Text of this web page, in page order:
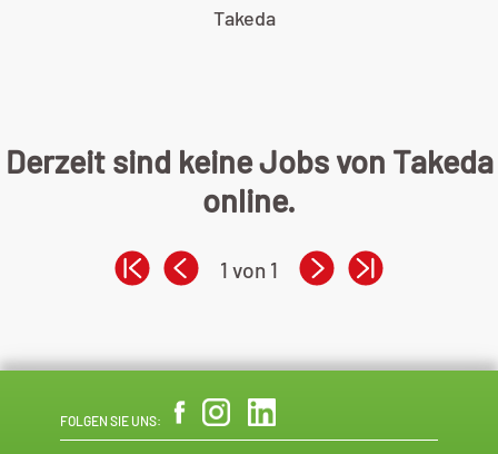
Takeda
Derzeit sind keine Jobs von Takeda
online.
1 von 1
FOLGEN SIE UNS: